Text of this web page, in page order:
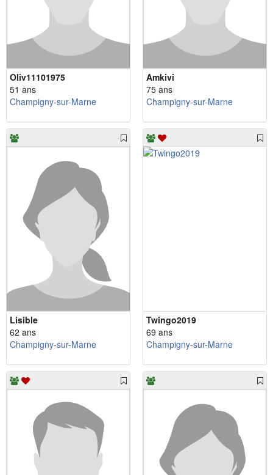
Oliv11101975
51 ans
Champigny-sur-Marne
Amkivi
75 ans
Champigny-sur-Marne
Lisible
62 ans
Champigny-sur-Marne
Twingo2019
69 ans
Champigny-sur-Marne